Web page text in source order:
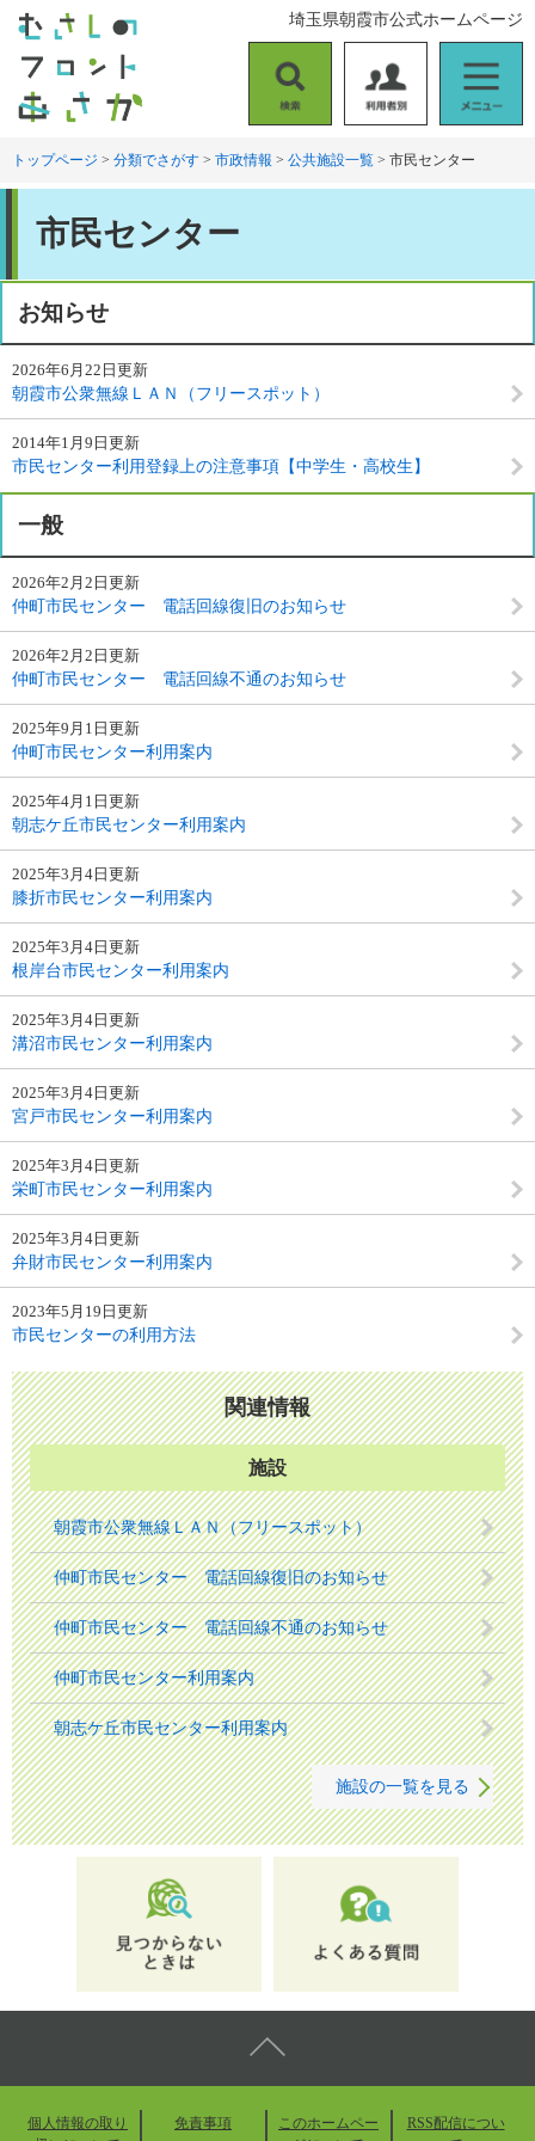
す
し
へ
索
用
者
ニ
ュ
埼玉県朝霞市公式ホームページ
トップページ > 分類でさがす > 市政情報 > 公共施設一覧 > 市民センター
市民センター
お知らせ
2026年6月22日更新
朝霞市公衆無線ＬＡＮ（フリースポット）
2014年1月9日更新
市民センター利用登録上の注意事項【中学生・高校生】
一般
2026年2月2日更新
仲町市民センター 電話回線復旧のお知らせ
2026年2月2日更新
仲町市民センター 電話回線不通のお知らせ
2025年9月1日更新
仲町市民センター利用案内
2025年4月1日更新
朝志ケ丘市民センター利用案内
2025年3月4日更新
膝折市民センター利用案内
2025年3月4日更新
根岸台市民センター利用案内
2025年3月4日更新
溝沼市民センター利用案内
2025年3月4日更新
宮戸市民センター利用案内
2025年3月4日更新
栄町市民センター利用案内
2025年3月4日更新
弁財市民センター利用案内
2023年5月19日更新
市民センターの利用方法
関連情報
施設
朝霞市公衆無線ＬＡＮ（フリースポット）
仲町市民センター 電話回線復旧のお知らせ
仲町市民センター 電話回線不通のお知らせ
仲町市民センター利用案内
朝志ケ丘市民センター利用案内
施設の一覧を見る
個人情報の取り
免責事項
このホームペー
RSS配信につい